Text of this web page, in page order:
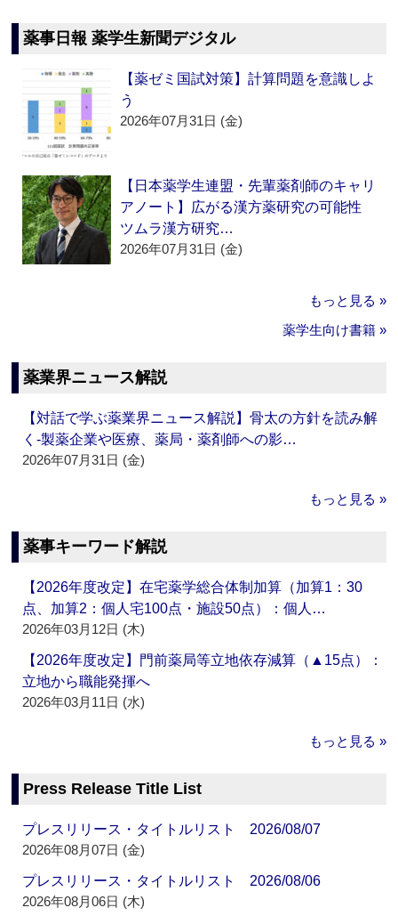
薬事日報 薬学生新聞デジタル
【薬ゼミ国試対策】計算問題を意識しよ
う
2026年07月31日 (金)
【日本薬学生連盟・先輩薬剤師のキャリ
アノート】広がる漢方薬研究の可能性
ツムラ漢方研究…
2026年07月31日 (金)
もっと見る »
薬学生向け書籍 »
薬業界ニュース解説
【対話で学ぶ薬業界ニュース解説】骨太の方針を読み解
く‐製薬企業や医療、薬局・薬剤師への影…
2026年07月31日 (金)
もっと見る »
薬事キーワード解説
【2026年度改定】在宅薬学総合体制加算（加算1：30
点、加算2：個人宅100点・施設50点）：個人…
2026年03月12日 (木)
【2026年度改定】門前薬局等立地依存減算（▲15点）：
立地から職能発揮へ
2026年03月11日 (水)
もっと見る »
Press Release Title List
プレスリリース・タイトルリスト 2026/08/07
2026年08月07日 (金)
プレスリリース・タイトルリスト 2026/08/06
2026年08月06日 (木)